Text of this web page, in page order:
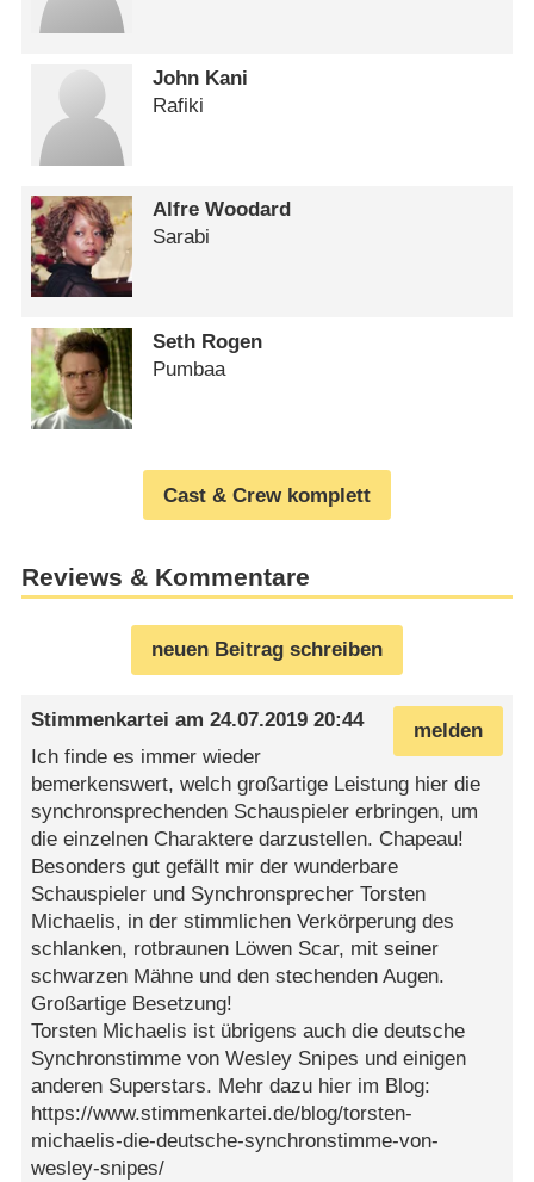
John Kani
Rafiki
Alfre Woodard
Sarabi
Seth Rogen
Pumbaa
Cast & Crew komplett
Reviews & Kommentare
neuen Beitrag schreiben
melden
Stimmenkartei am24.07.2019 20:44
Ich finde es immer wieder
bemerkenswert, welch großartige Leistung hier die
synchronsprechenden Schauspieler erbringen, um
die einzelnen Charaktere darzustellen. Chapeau!
Besonders gut gefällt mir der wunderbare
Schauspieler und Synchronsprecher Torsten
Michaelis, in der stimmlichen Verkörperung des
schlanken, rotbraunen Löwen Scar, mit seiner
schwarzen Mähne und den stechenden Augen.
Großartige Besetzung!
Torsten Michaelis ist übrigens auch die deutsche
Synchronstimme von Wesley Snipes und einigen
anderen Superstars. Mehr dazu hier im Blog:
https://www.stimmenkartei.de/blog/torsten-
michaelis-die-deutsche-synchronstimme-von-
wesley-snipes/